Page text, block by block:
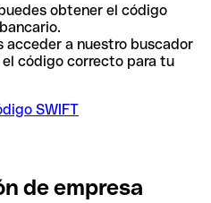
obtener el código
acceder a nuestro buscador
código correcto para tu
SWIFT
de empresa